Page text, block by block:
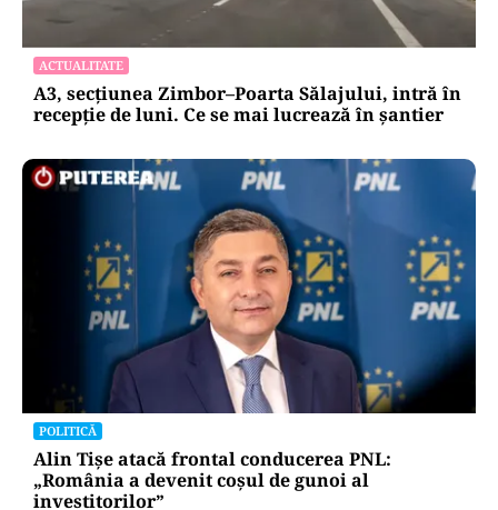
ACTUALITATE
A3, secțiunea Zimbor–Poarta Sălajului, intră în
recepție de luni. Ce se mai lucrează în șantier
POLITICĂ
Alin Tișe atacă frontal conducerea PNL:
„România a devenit coșul de gunoi al
investitorilor”